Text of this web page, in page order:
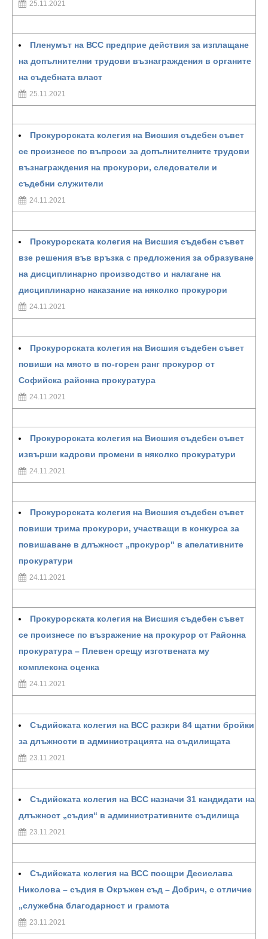
25.11.2021
Пленумът на ВСС предприе действия за изплащане
на допълнителни трудови възнаграждения в органите
на съдебната власт
25.11.2021
Прокурорската колегия на Висшия съдебен съвет
се произнесе по въпроси за допълнителните трудови
възнаграждения на прокурори, следователи и
съдебни служители
24.11.2021
Прокурорската колегия на Висшия съдебен съвет
взе решения във връзка с предложения за образуване
на дисциплинарно производство и налагане на
дисциплинарно наказание на няколко прокурори
24.11.2021
Прокурорската колегия на Висшия съдебен съвет
повиши на място в по-горен ранг прокурор от
Софийска районна прокуратура
24.11.2021
Прокурорската колегия на Висшия съдебен съвет
извърши кадрови промени в няколко прокуратури
24.11.2021
Прокурорската колегия на Висшия съдебен съвет
повиши трима прокурори, участващи в конкурса за
повишаване в длъжност „прокурор" в апелативните
прокуратури
24.11.2021
Прокурорската колегия на Висшия съдебен съвет
се произнесе по възражение на прокурор от Районна
прокуратура – Плевен срещу изготвената му
комплексна оценка
24.11.2021
Съдийската колегия на ВСС разкри 84 щатни бройки
за длъжности в администрацията на съдилищата
23.11.2021
Съдийската колегия на ВСС назначи 31 кандидати на
длъжност „съдия“ в административните съдилища
23.11.2021
Съдийската колегия на ВСС поощри Десислава
Николова – съдия в Окръжен съд – Добрич, с отличие
„служебна благодарност и грамота
23.11.2021